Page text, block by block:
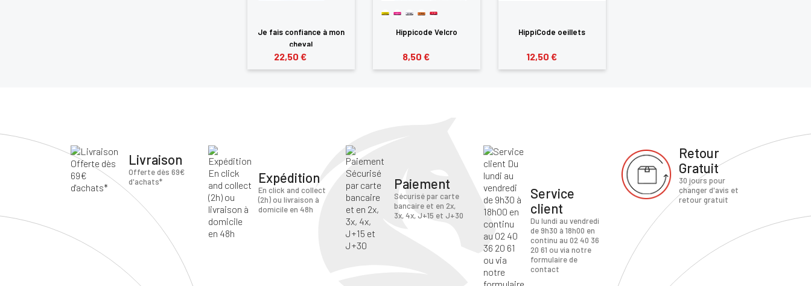
Je fais confiance à mon
cheval
22,50 €
Hippicode Velcro
8,50 €
HippiCode oeillets
12,50 €
Livraison
Offerte dès 69€
d'achats*
Expédition
En click and collect
(2h) ou livraison à
domicile en 48h
Paiement
Sécurisé par carte
bancaire et en 2x,
3x, 4x, J+15 et J+30
Service
client
Du lundi au vendredi
de 9h30 à 18h00 en
continu au 02 40 36
20 61 ou via notre
formulaire de
contact
Retour
Gratuit
30 jours pour
changer d'avis et
retour gratuit